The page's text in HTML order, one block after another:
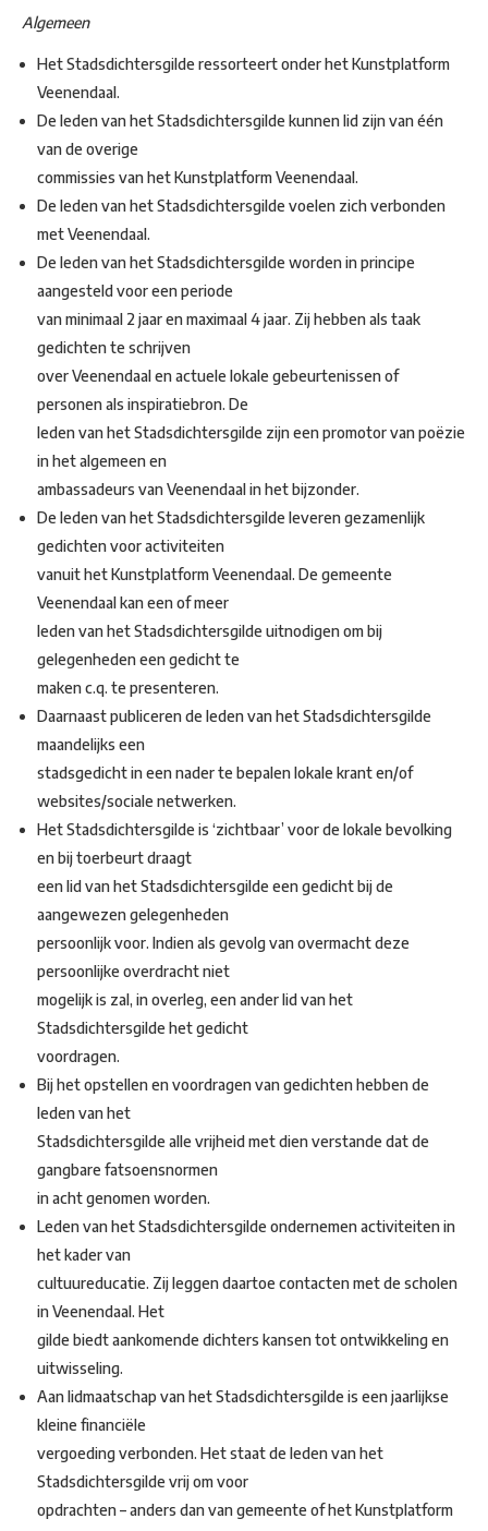
Algemeen
Het Stadsdichtersgilde ressorteert onder het Kunstplatform
Veenendaal.
De leden van het Stadsdichtersgilde kunnen lid zijn van één
van de overige
commissies van het Kunstplatform Veenendaal.
De leden van het Stadsdichtersgilde voelen zich verbonden
met Veenendaal.
De leden van het Stadsdichtersgilde worden in principe
aangesteld voor een periode
van minimaal 2 jaar en maximaal 4 jaar. Zij hebben als taak
gedichten te schrijven
over Veenendaal en actuele lokale gebeurtenissen of
personen als inspiratiebron. De
leden van het Stadsdichtersgilde zijn een promotor van poëzie
in het algemeen en
ambassadeurs van Veenendaal in het bijzonder.
De leden van het Stadsdichtersgilde leveren gezamenlijk
gedichten voor activiteiten
vanuit het Kunstplatform Veenendaal. De gemeente
Veenendaal kan een of meer
leden van het Stadsdichtersgilde uitnodigen om bij
gelegenheden een gedicht te
maken c.q. te presenteren.
Daarnaast publiceren de leden van het Stadsdichtersgilde
maandelijks een
stadsgedicht in een nader te bepalen lokale krant en/of
websites/sociale netwerken.
Het Stadsdichtersgilde is ‘zichtbaar’ voor de lokale bevolking
en bij toerbeurt draagt
een lid van het Stadsdichtersgilde een gedicht bij de
aangewezen gelegenheden
persoonlijk voor. Indien als gevolg van overmacht deze
persoonlijke overdracht niet
mogelijk is zal, in overleg, een ander lid van het
Stadsdichtersgilde het gedicht
voordragen.
Bij het opstellen en voordragen van gedichten hebben de
leden van het
Stadsdichtersgilde alle vrijheid met dien verstande dat de
gangbare fatsoensnormen
in acht genomen worden.
Leden van het Stadsdichtersgilde ondernemen activiteiten in
het kader van
cultuureducatie. Zij leggen daartoe contacten met de scholen
in Veenendaal. Het
gilde biedt aankomende dichters kansen tot ontwikkeling en
uitwisseling.
Aan lidmaatschap van het Stadsdichtersgilde is een jaarlijkse
kleine financiële
vergoeding verbonden. Het staat de leden van het
Stadsdichtersgilde vrij om voor
opdrachten – anders dan van gemeente of het Kunstplatform